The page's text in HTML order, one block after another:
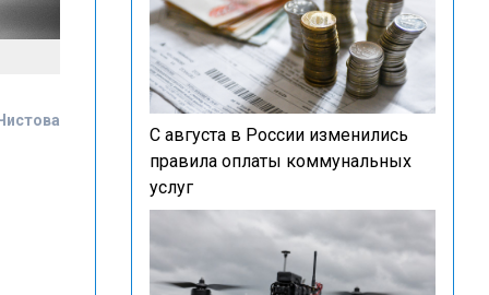
С августа в России изменились
правила оплаты коммунальных
услуг